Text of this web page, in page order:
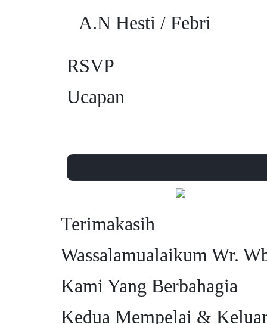
A.N Hesti / Febri
RSVP
Ucapan
Terimakasih
Wassalamualaikum Wr.
Kami Yang Berbahagia
Kedua Mempelai &